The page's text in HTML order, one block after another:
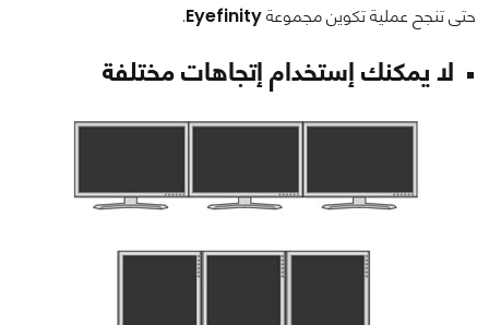
حتى تنجح عملية تكوين مجموعةEyefinity
.
لا يمكنك إستخدام إتجاهات مختلفة